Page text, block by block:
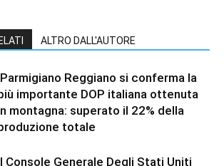
ALTRO DALL'AUTORE
Parmigiano Reggiano si conferma la
importante DOP italiana ottenuta
montagna: superato il 22% della
totale
Console Generale Degli Stati Uniti